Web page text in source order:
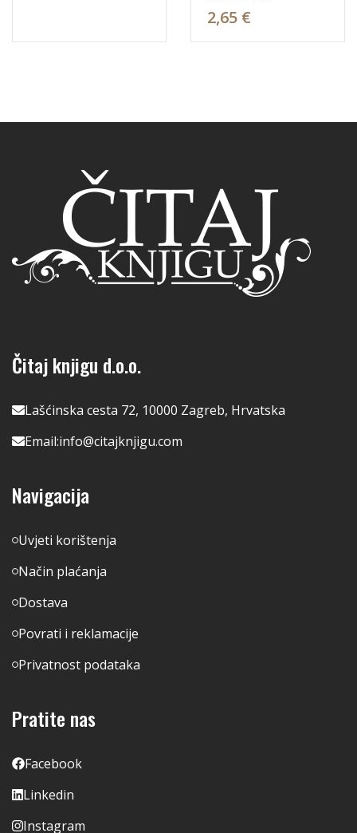
2,65 €
Čitaj knjigu d.o.o.
Lašćinska cesta 72, 10000 Zagreb, Hrvatska
Email:info@citajknjigu.com
Navigacija
Uvjeti korištenja
Način plaćanja
Dostava
Povrati i reklamacije
Privatnost podataka
Pratite nas
Facebook
Linkedin
Instagram